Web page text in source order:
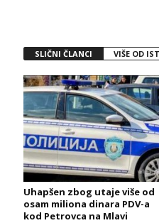
SLIČNI ČLANCI VIŠE OD
Uhapšen zbog utaje više od
osam miliona dinara PDV-a
kod Petrovca na Mlavi